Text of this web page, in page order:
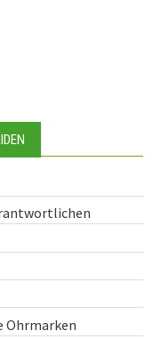
Ohrmarken